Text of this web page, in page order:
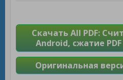
Скачать All PDF:
Android, сжатие
Оригинальная